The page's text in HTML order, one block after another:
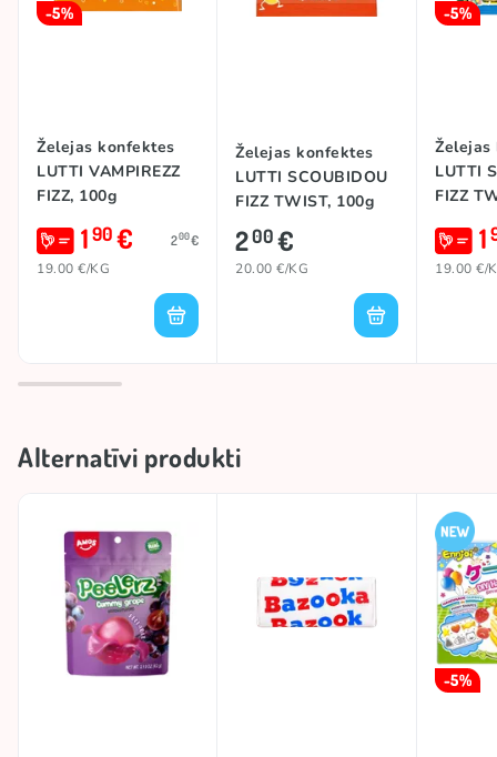
-5%
Želejas konfektes
LUTTI VAMPIREZZ
FIZZ, 100g
190€ 200€
19.00 €/KG
Želejas konfektes
LUTTI SCOUBIDOU
FIZZ TWIST, 100g
200€
20.00 €/KG
-5%
Želejas
LUTTI
FIZZ
1
19.00 €/
Alternatīvi produkti
-5%